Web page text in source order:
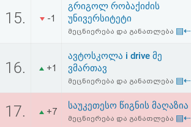
15. -1
გრიგოლ რობაქიძის
უნივერსიტეტი
მეცნიერება და განათლება ▤⇠
16. +1
ავტოსკოლა i drive მე
ვმართავ
მეცნიერება და განათლება ▤⇠
17. +7
საუკეთესო წიგნის მაღაზია
მეცნიერება და განათლება ▤⇠